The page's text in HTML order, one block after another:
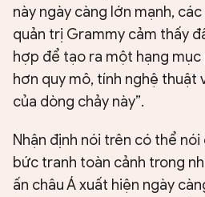
này ngày càng lớn mạnh,
quản trị Grammy cảm thấy
hợp để tạo ra một hạng mục
hơn quy mô, tính nghệ thuật
của dòng chảy này”.
Nhận định nói trên có thể
bức tranh toàn cảnh trong
ấn châu Á xuất hiện ngày